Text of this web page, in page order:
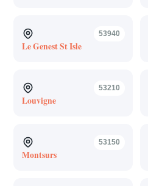
53940
Le Genest St Isle
53210
Louvigne
53150
Montsurs